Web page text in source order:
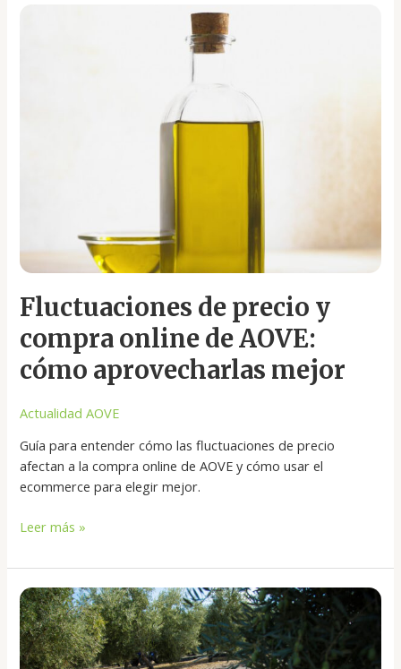
Fluctuaciones de precio y
compra online de AOVE:
cómo aprovecharlas mejor
Actualidad AOVE
Guía para entender cómo las fluctuaciones de precio
afectan a la compra online de AOVE y cómo usar el
ecommerce para elegir mejor.
Leer más »
Picual
y
rendimiento:
kilos,